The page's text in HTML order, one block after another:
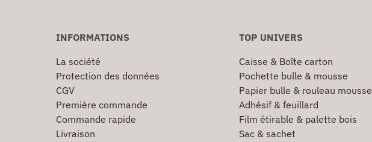
INFORMATIONS
La société
Protection des données
CGV
Première commande
Commande rapide
Livraison
TOP UNIVERS
Caisse & Boîte carton
Pochette bulle & mousse
Papier bulle & rouleau mousse
Adhésif & feuillard
Film étirable & palette bois
Sac & sachet